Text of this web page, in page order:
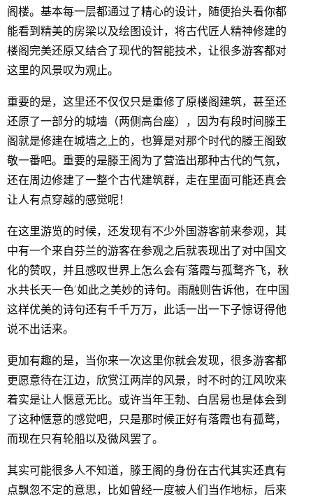
阁楼。基本每一层都通过了精心的设计，随便抬头看你都
能看到精美的房梁以及绘图设计，将古代匠人精神修建的
楼阁完美还原又结合了现代的智能技术，让很多游客都对
这里的风景叹为观止。
重要的是，这里还不仅仅只是重修了原楼阁建筑，甚至还
还原了一部分的城墙（两侧高台座），因为有段时间滕王
阁就是修建在城墙之上的，也算是对那个时代的滕王阁致
敬一番吧。重要的是滕王阁为了营造出那种古代的气氛，
还在周边修建了一整个古代建筑群，走在里面可能还真会
让人有点穿越的感觉呢！
在这里游览的时候，还发现有不少外国游客前来参观，其
中有一个来自芬兰的游客在参观之后就表现出了对中国文
化的赞叹，并且感叹世界上怎么会有“落霞与孤鹜齐飞，秋
水共长天一色”如此之美妙的诗句。雨融则告诉他，在中国
这样优美的诗句还有千千万万，此话一出一下子惊讶得他
说不出话来。
更加有趣的是，当你来一次这里你就会发现，很多游客都
更愿意待在江边，欣赏江两岸的风景，时不时的江风吹来
着实是让人惬意无比。或许当年王勃、白居易也是体会到
了这种惬意的感觉吧，只是那时候正好有落霞也有孤鹜，
而现在只有轮船以及微风罢了。
其实可能很多人不知道，滕王阁的身份在古代其实还真有
点飘忽不定的意思，比如曾经一度被人们当作地标，后来